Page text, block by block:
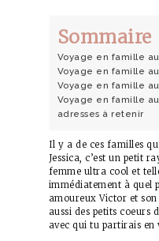
Sommaire
Voyage en famille
Voyage en famille
Voyage en famille
Voyage en famille
adresses à retenir
Il y a de ces familles
Jessica, c’est un petit
femme ultra cool et
immédiatement à quel
amoureux Victor et
aussi des petits coeurs
avec qui tu partirais en